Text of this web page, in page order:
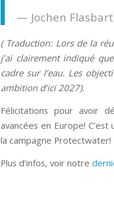
— Jochen
( Traduction: Lors de la
j’ai clairement indiqué
cadre sur l’eau. Les
ambition d’ici 2027).
Félicitations pour avoir
avancées en Europe!
la campagne Protectwater!
Plus d’infos, voir notre